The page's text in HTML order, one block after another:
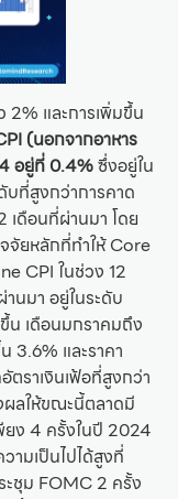
2% และการเพิ่มขึ้น
(นอกจากอาหาร
อยู่ที่ 0.4%ซึ่งอยู่ใน
บที่สูงกว่าการคาด
เดือนที่ผ่านมา โดย
จัยหลักที่ทำให้ Core
CPI ในช่วง 12
นมา อยู่ในระดับ
น เดือนมกราคมถึง
3.6% และราคา
ตราเงินเฟ้อที่สูงกว่า
ลให้ขณะนี้ตลาดมี
ยง 4 ครั้งในปี 2024
ามเป็นไปได้สูงที่
ะชุม FOMC 2 ครั้ง